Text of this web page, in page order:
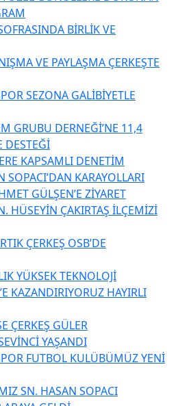
BİRLİK VE
VE PAYLAŞMA ÇERKEŞTE
SEZONA GALİBİYETLE
GRUBU DERNEĞİ’NE 11,4
DESTEĞİ
KAPSAMLI DENETİM
KARAYOLLARI
GÜLŞEN’E ZİYARET
HÜSEYİN ÇAKIRTAŞ İLÇEMİZİ
ÇERKEŞ OSB’DE
YÜKSEK TEKNOLOJİ
KAZANDIRIYORUZ HAYIRLI
ÇERKEŞ GÜLER
YAŞANDI
FUTBOL KULÜBÜMÜZ YENİ
SN. HASAN SOPACI